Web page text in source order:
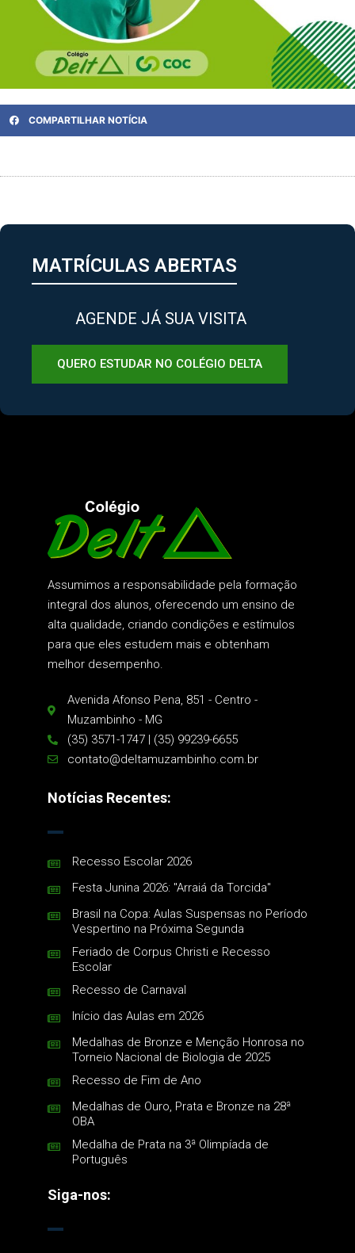
COMPARTILHAR NOTÍCIA
MATRÍCULAS ABERTAS
AGENDE JÁ SUA VISITA
QUERO ESTUDAR NO COLÉGIO DELTA
Assumimos a responsabilidade pela formação
integral dos alunos, oferecendo um ensino de
alta qualidade, criando condições e estímulos
para que eles estudem mais e obtenham
melhor desempenho.
Avenida Afonso Pena, 851 - Centro -
Muzambinho - MG
(35) 3571-1747 | (35) 99239-6655
contato@deltamuzambinho.com.br
Notícias Recentes:
Recesso Escolar 2026
Festa Junina 2026: "Arraiá da Torcida"
Brasil na Copa: Aulas Suspensas no Período
Vespertino na Próxima Segunda
Feriado de Corpus Christi e Recesso
Escolar
Recesso de Carnaval
Início das Aulas em 2026
Medalhas de Bronze e Menção Honrosa no
Torneio Nacional de Biologia de 2025
Recesso de Fim de Ano
Medalhas de Ouro, Prata e Bronze na 28ª
OBA
Medalha de Prata na 3ª Olimpíada de
Português
Siga-nos: